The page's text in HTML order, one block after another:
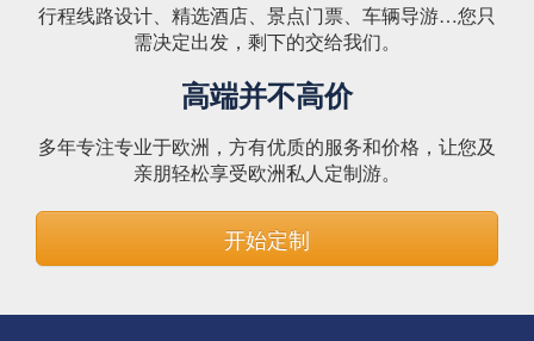
行程线路设计、精选酒店、景点门票、车辆导游…您只
需决定出发，剩下的交给我们。
高端并不高价
多年专注专业于欧洲，方有优质的服务和价格，让您及
亲朋轻松享受欧洲私人定制游。
开始定制